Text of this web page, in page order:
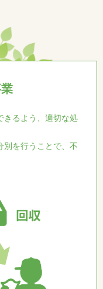
きるよう、適切な処
別を行うことで、不